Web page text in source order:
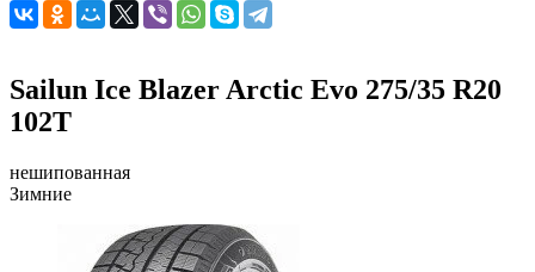
Sailun Ice Blazer Arctic Evo 275/35 R20
102T
нешипованная
Зимние